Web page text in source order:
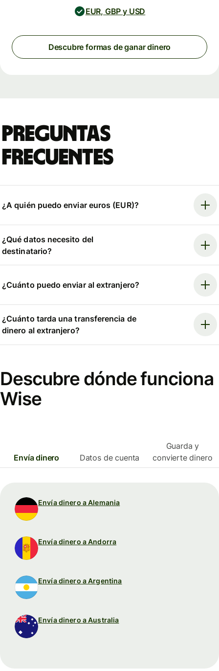
EUR, GBP y USD
Descubre formas de ganar dinero
Preguntas
frecuentes
¿A quién puedo enviar euros (EUR)?
¿Qué datos necesito del
destinatario?
¿Cuánto puedo enviar al extranjero?
¿Cuánto tarda una transferencia de
dinero al extranjero?
Descubre dónde funciona
Wise
Envía dinero Datos de cuenta
Guarda y
convierte dinero
Envía dinero a Alemania
Envía dinero a Andorra
Envía dinero a Argentina
Envía dinero a Australia